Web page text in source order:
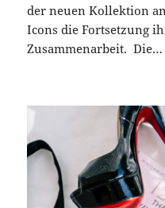
der neuen Kollektion
Icons die Fortsetzung
Zusammenarbeit. Die…